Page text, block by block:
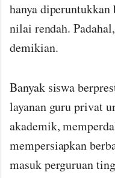
hanya
nilai rendah.
demikian.
Banyak siswa
layanan guru privat
akademik,
mempersiapkan
masuk perguruan